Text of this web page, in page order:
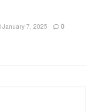
January 7, 2025 0